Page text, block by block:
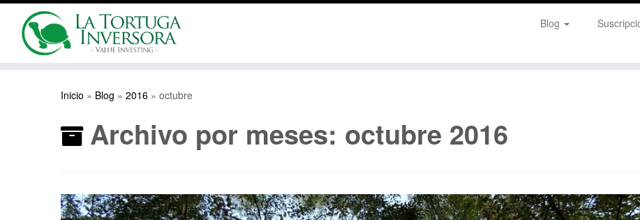
Blog
Inicio » Blog » 2016 » octubre
Archivo por meses: octubre 2016